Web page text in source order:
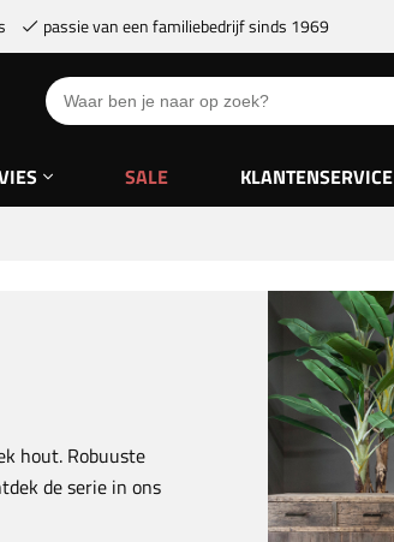
passie van een familiebedrijf sinds 1969
SALE KLANTENSERVICE
hout. Robuuste
de serie in ons